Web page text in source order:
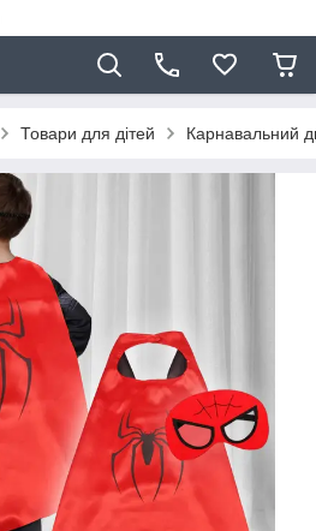
Товари для дітей Карнавальний